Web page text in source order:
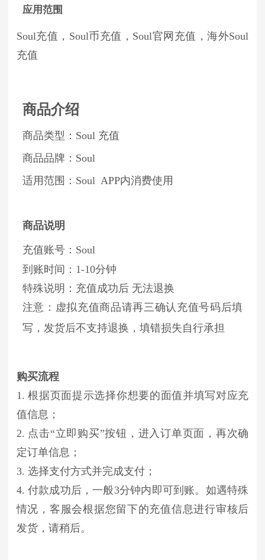
应用范围
Soul充值，Soul币充值，Soul官网充值，海外Soul
充值
商品介绍
商品类型：Soul 充值
商品品牌：Soul
适用范围：Soul APP内消费使用
商品说明
充值账号：Soul
到账时间：1-10分钟
特殊说明：充值成功后 无法退换
注意：虚拟充值商品请再三确认充值号码后填
写，发货后不支持退换，填错损失自行承担
购买流程
1. 根据页面提示选择你想要的面值并填写对应充
值信息；
2. 点击“立即购买”按钮，进入订单页面，再次确
定订单信息；
3. 选择支付方式并完成支付；
4. 付款成功后，一般3分钟内即可到账。如遇特殊
情况，客服会根据您留下的充值信息进行审核后
发货，请稍后。